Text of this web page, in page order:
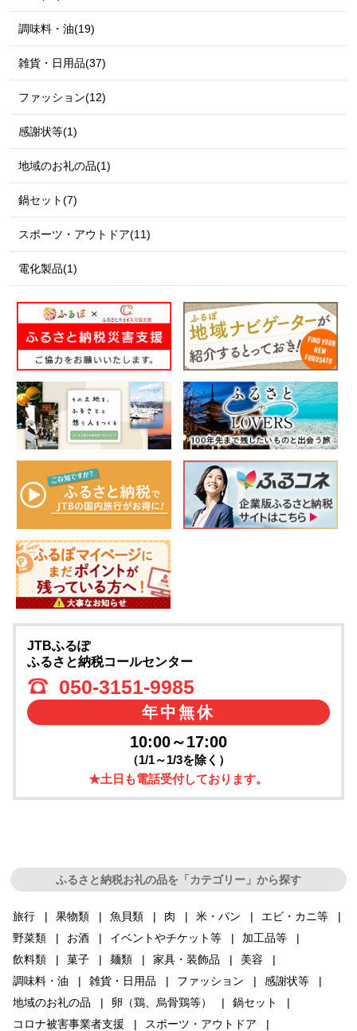
調味料・油(19)
雑貨・日用品(37)
ファッション(12)
感謝状等(1)
地域のお礼の品(1)
鍋セット(7)
スポーツ・アウトドア(11)
電化製品(1)
JTBふるぽ
ふるさと納税コールセンター
050-3151-9985
年中無休
10:00～17:00
（1/1～1/3を除く）
★土日も電話受付しております。
ふるさと納税お礼の品を「カテゴリー」から探す
旅行 果物類 魚貝類 肉 米・パン
エビ・カニ等
野菜類
お酒 イベントやチケット等
加工品等
飲料類
菓子 麺類 家具・装飾品
美容
調味料・油
雑貨・日用品 ファッション
感謝状等
地域のお礼の品
卵（鶏、烏骨鶏等）
鍋セット
コロナ被害事業者支援
スポーツ・アウトドア